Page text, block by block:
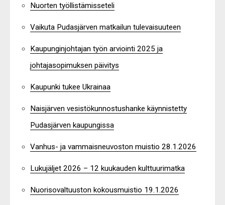
Nuorten työllistämisseteli
Vaikuta Pudasjärven matkailun tulevaisuuteen
Kaupunginjohtajan työn arviointi 2025 ja
johtajasopimuksen päivitys
Kaupunki tukee Ukrainaa
Naisjärven vesistökunnostushanke käynnistetty
Pudasjärven kaupungissa
Vanhus- ja vammaisneuvoston muistio 28.1.2026
Lukujäljet 2026 – 12 kuukauden kulttuurimatka
Nuorisovaltuuston kokousmuistio 19.1.2026